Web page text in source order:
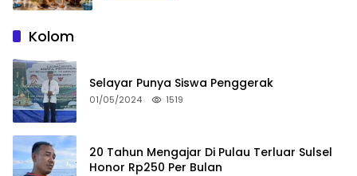
Kolom
Selayar Punya Siswa Penggerak
01/05/2024 1519
20 Tahun Mengajar Di Pulau Terluar Sulsel
Honor Rp250 Per Bulan